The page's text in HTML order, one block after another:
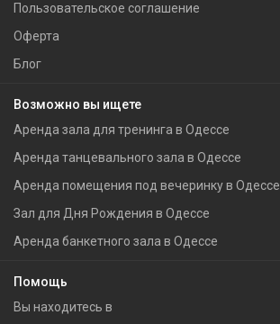
Пользовательское соглашение
Оферта
Блог
Возможно вы ищете
Аренда зала для тренинга в Одессе
Аренда танцевального зала в Одессе
Аренда помещения под вечеринку в Одессе
Зал для Дня Рождения в Одессе
Аренда банкетного зала в Одессе
Помощь
Вы находитесь в